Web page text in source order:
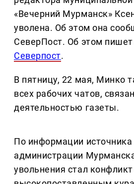
«Вечерний Мурманск»
уволена. Об этом она
СеверПост. Об этом пишет
Северпост.
В пятницу, 22 мая, Минко
всех рабочих чатов,
деятельностью газеты.
По информации источника
администрации
увольнения стал конфликт